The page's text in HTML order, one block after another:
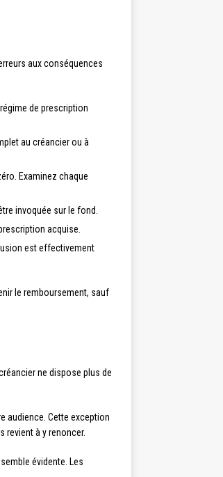
aux conséquences
de prescription
au créancier ou à
Examinez chaque
invoquée sur le fond.
acquise.
est effectivement
le remboursement, sauf
ne dispose plus de
audience. Cette exception
revient à y renoncer.
évidente. Les